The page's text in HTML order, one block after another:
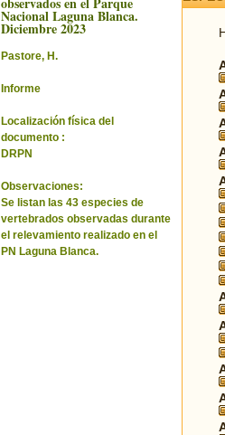
Nacional Laguna Blanca.
Diciembre 2023
Pastore, H.
Informe
Localización física del
documento :
DRPN
Observaciones:
Se listan las 43 especies de
vertebrados observadas durante
el relevamiento realizado en el
PN Laguna Blanca.